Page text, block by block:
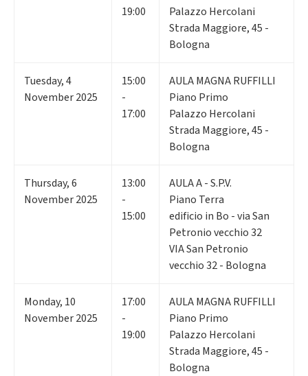
19:00
Palazzo Hercolani
Strada Maggiore, 45 -
Bologna
Tuesday,4
November 2025
15:00
-
17:00
AULA MAGNA RUFFILLI
Piano Primo
Palazzo Hercolani
Strada Maggiore, 45 -
Bologna
Thursday,6
November 2025
13:00
-
15:00
AULA A - S.P.V.
Piano Terra
edificio in Bo - via San
Petronio vecchio 32
VIA San Petronio
vecchio 32 - Bologna
Monday, 10
November 2025
17:00
-
19:00
AULA MAGNA RUFFILLI
Piano Primo
Palazzo Hercolani
Strada Maggiore, 45 -
Bologna